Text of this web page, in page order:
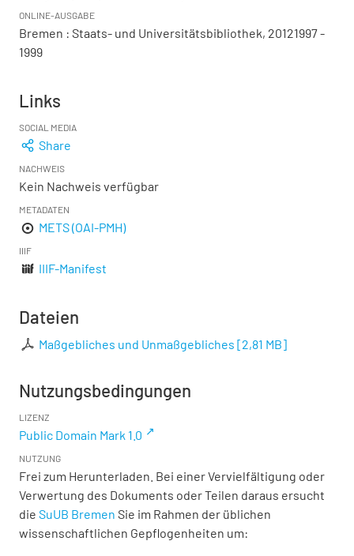
ONLINE-AUSGABE
Bremen : Staats- und Universitätsbibliothek, 20121997 -
1999
Links
SOCIAL MEDIA
Share
NACHWEIS
Kein Nachweis verfügbar
METADATEN
METS (OAI-PMH)
IIIF
IIIF-Manifest
Dateien
Maßgebliches und Unmaßgebliches [2,81 MB]
Nutzungsbedingungen
LIZENZ
Public Domain Mark 1.0
NUTZUNG
Frei zum Herunterladen. Bei einer Vervielfältigung oder
Verwertung des Dokuments oder Teilen daraus ersucht
die SuUB Bremen Sie im Rahmen der üblichen
wissenschaftlichen Gepflogenheiten um: